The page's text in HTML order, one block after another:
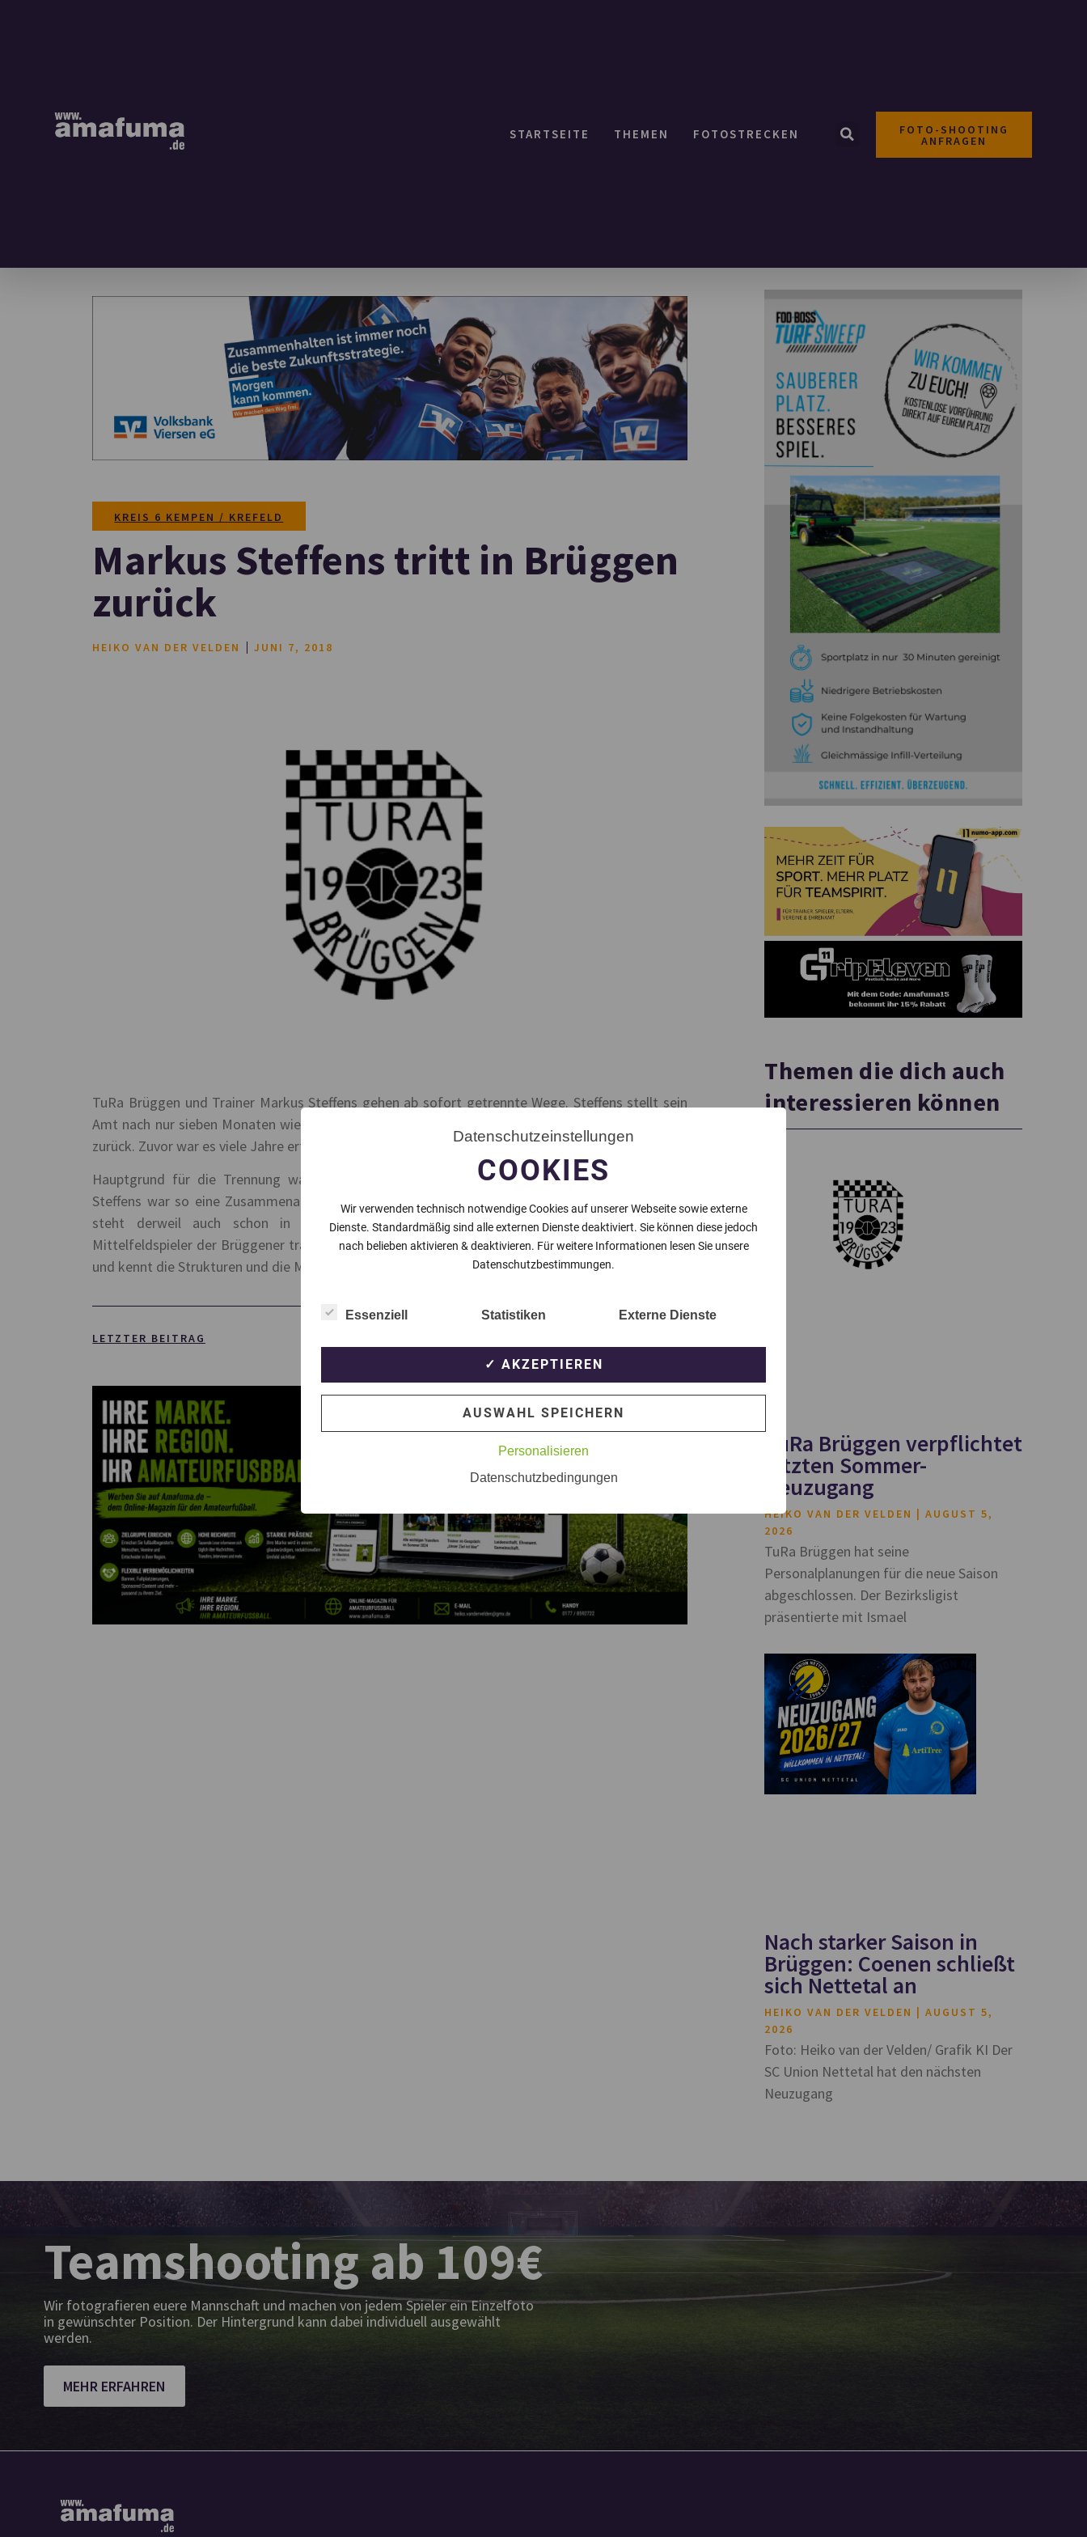
STARTSEITE THEMEN FOTOSTRECKEN FOTO-SHOOTING
ANFRAGEN
KREIS 6 KEMPEN / KREFELD
Markus Steffens tritt in Brüggen
zurück
HEIKO VAN DER VELDEN JUNI 7, 2018
TuRa Brüggen und Trainer Markus Steffens gehen ab sofort getrennte Wege. Steffens stellt sein
Amt nach nur sieben Monaten wieder zur Verfügung bei den Brüggener und tritt von seinem Amt
zurück. Zuvor war es viele Jahre erfolgreich als Trainer des TSF Bracht.
Hauptgrund für die Trennung war das Auftreten einiger Spieler in den letzten Monaten. Für
Steffens war so eine Zusammenarbeit nicht mehr möglich. Der Nachfolger von Markus Steffens
steht derweil auch schon in den Startlöchern und ist Jakob Scheller. Der 28-jährige
Mittelfeldspieler der Brüggener trainierte insgesamt vier Jahre im Juniorenbereich der Brüggener
und kennt die Strukturen und die Mannschaft.
LETZTER BEITRAG
Themen die dich auch
interessieren können
TuRa Brüggen verpflichtet
letzten Sommer-
Neuzugang
HEIKO VAN DER VELDEN
AUGUST 5,
2026
TuRa Brüggen hat seine
Personalplanungen für die neue Saison
abgeschlossen. Der Bezirksligist
präsentierte mit Ismael
Nach starker Saison in
Brüggen: Coenen schließt
sich Nettetal an
HEIKO VAN DER VELDEN
AUGUST 5,
2026
Foto: Heiko van der Velden/ Grafik KI Der
SC Union Nettetal hat den nächsten
Neuzugang
Teamshooting ab 109€
Wir fotografieren euere Mannschaft und machen von jedem Spieler ein Einzelfoto
in gewünschter Position. Der Hintergrund kann dabei individuell ausgewählt
werden.
MEHR ERFAHREN
Datenschutzeinstellungen
COOKIES
Wir verwenden technisch notwendige Cookies auf unserer Webseite sowie externe
Dienste. Standardmäßig sind alle externen Dienste deaktiviert. Sie können diese jedoch
nach belieben aktivieren & deaktivieren. Für weitere Informationen lesen Sie unsere
Datenschutzbestimmungen.
Essenziell Statistiken Externe Dienste
✓ AKZEPTIEREN
AUSWAHL SPEICHERN
Personalisieren
Datenschutzbedingungen